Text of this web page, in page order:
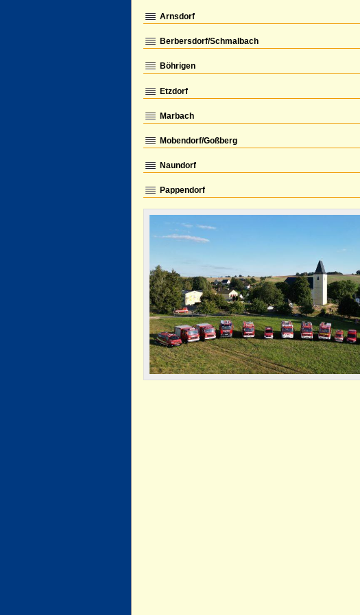
Arnsdorf
Berbersdorf/Schmalbach
Böhrigen
Etzdorf
Marbach
Mobendorf/Goßberg
Naundorf
Pappendorf